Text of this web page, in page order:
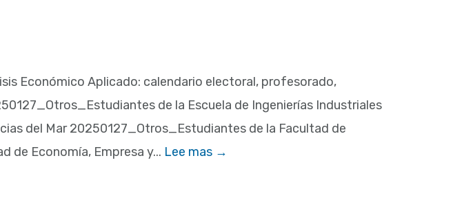
Económico Aplicado: calendario electoral, profesorado,
de la Escuela de Ingenierías Industriales
del Mar 20250127_Otros_Estudiantes de la Facultad de
de Economía, Empresa y... Lee mas →